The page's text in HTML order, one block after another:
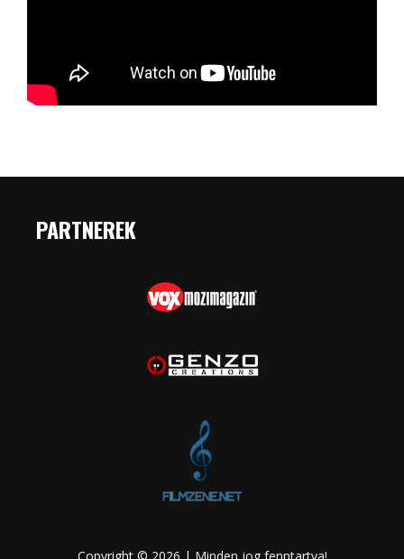
PARTNEREK